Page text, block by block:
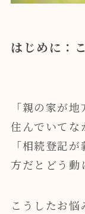
はじめに：
「親の家が
住んでいてな
「相続登記
方だとどう動
こうしたお